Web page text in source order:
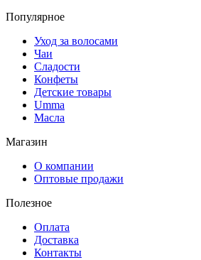
Популярное
Уход за волосами
Чаи
Сладости
Конфеты
Детские товары
Umma
Масла
Магазин
О компании
Оптовые продажи
Полезное
Оплата
Доставка
Контакты